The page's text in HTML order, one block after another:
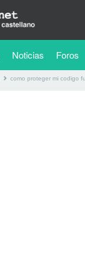
(current)
Noticias Foros
como proteger mi codigo